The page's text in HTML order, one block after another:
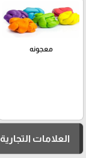
معجونه
العلامات التجارية